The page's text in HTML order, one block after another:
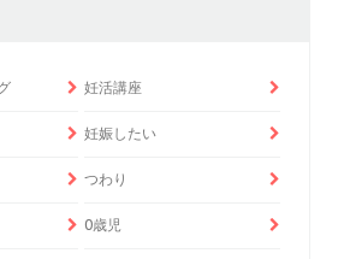
妊活講座
妊娠したい
つわり
0歳児